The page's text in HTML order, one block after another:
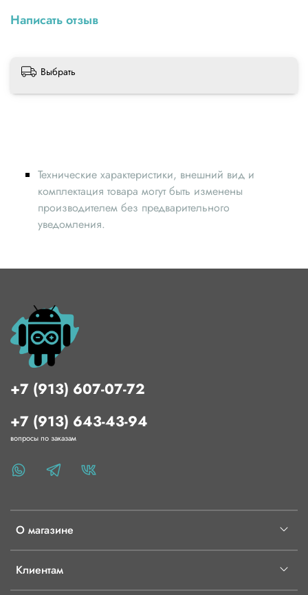
Написать отзыв
Выбрать
Технические характеристики, внешний вид и
комплектация товара могут быть изменены
производителем без предварительного
уведомления.
О магазине
Клиентам
+7 (913) 607-07-72
+7 (913) 643-43-94
вопросы по заказам